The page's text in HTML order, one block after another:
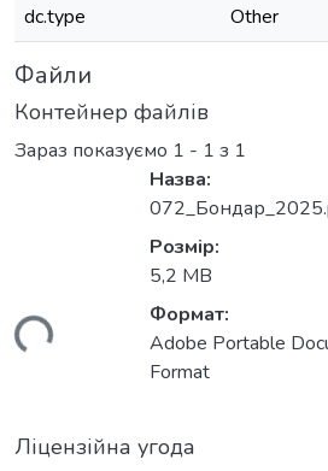
dc.type
Other
Файли
Контейнер файлів
Зараз показуємо 1 - 1 з 1
Назва:
Розмір:
5,2 MB
Формат:
Adobe Portable
Format
Ліцензійна угода